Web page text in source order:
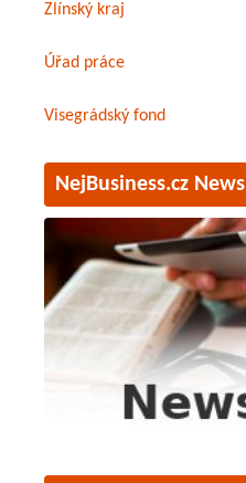
Zlínský kraj
Úřad práce
Visegrádský fond
NejBusiness.cz News